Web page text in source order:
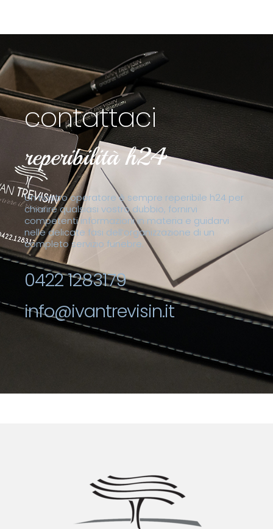
contattaci
reperibilità h24
Un nostro operatore è sempre reperibile h24 per
chiarire qualsiasi vostro dubbio, fornirvi
competenti informazioni in materia e guidarvi
nelle delicate fasi dell’organizzazione di un
completo servizio funebre.
0422 1283179
info@ivantrevisin.it